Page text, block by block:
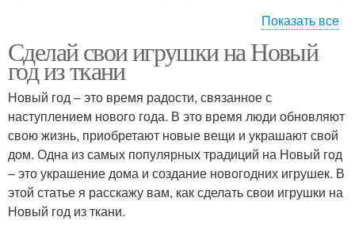
Игрушки на елку
Поделки для нового
года
Показать все
Сделай свои игрушки на Новый
год из ткани
Новый год – это время радости, связанное с
наступлением нового года. В это время люди обновляют
свою жизнь, приобретают новые вещи и украшают свой
дом. Одна из самых популярных традиций на Новый год
– это украшение дома и создание новогодних игрушек. В
этой статье я расскажу вам, как сделать свои игрушки на
Новый год из ткани.